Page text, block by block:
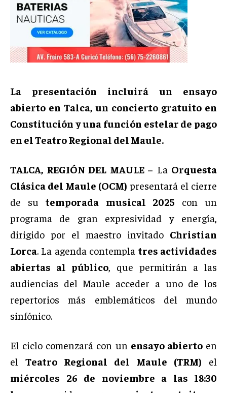
La presentación incluirá un ensayo
abierto en Talca, un concierto gratuito en
Constitución y una función estelar de pago
en el Teatro Regional del Maule.
TALCA, REGIÓN DEL MAULE – La Orquesta
Clásica del Maule (OCM) presentará el cierre
de sutemporada musical 2025 con un
programa de gran expresividad y energía,
dirigido por el maestro invitado Christian
Lorca. La agenda contempla tres actividades
abiertas al público , que permitirán a las
audiencias del Maule acceder a uno de los
repertorios más emblemáticos del mundo
sinfónico.
El ciclo comenzará con un ensayo abiertoen
el Teatro Regional del Maule (TRM) el
miércoles 26 de noviembre a las 18:30